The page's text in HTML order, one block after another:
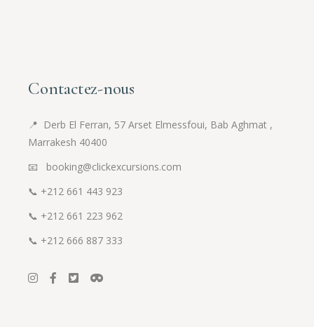
Contactez-nous
📍 Derb El Ferran, 57 Arset Elmessfoui, Bab Aghmat ,
Marrakesh 40400
📧 booking@clickexcursions.com
📞 +212 661 443 923
📞 +212 661 223 962
📞 +212 666 887 333